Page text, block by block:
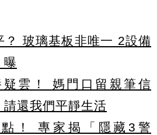
？ 玻璃基板非唯一 2設備
曝
雲！ 媽門口留親筆信
請還我們平靜生活
！ 專家揭「隱藏3警